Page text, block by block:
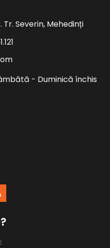
Tr. Severin, Mehedinți
- Duminică închis